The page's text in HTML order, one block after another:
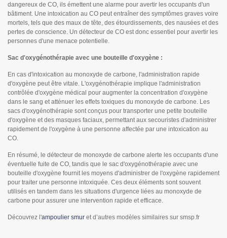
dangereux de CO, ils émettent une alarme pour avertir les occupants d'un
bâtiment. Une intoxication au CO peut entraîner des symptômes graves voire
mortels, tels que des maux de tête, des étourdissements, des nausées et des
pertes de conscience. Un détecteur de CO est donc essentiel pour avertir les
personnes d'une menace potentielle.
Sac d'oxygénothérapie avec une bouteille d'oxygène :
En cas d'intoxication au monoxyde de carbone, l'administration rapide
d'oxygène peut être vitale. L'oxygénothérapie implique l'administration
contrôlée d'oxygène médical pour augmenter la concentration d'oxygène
dans le sang et atténuer les effets toxiques du monoxyde de carbone. Les
sacs d'oxygénothérapie sont conçus pour transporter une petite bouteille
d'oxygène et des masques faciaux, permettant aux secouristes d'administrer
rapidement de l'oxygène à une personne affectée par une intoxication au
CO.
En résumé, le détecteur de monoxyde de carbone alerte les occupants d'une
éventuelle fuite de CO, tandis que le sac d'oxygénothérapie avec une
bouteille d'oxygène fournit les moyens d'administrer de l'oxygène rapidement
pour traiter une personne intoxiquée. Ces deux éléments sont souvent
utilisés en tandem dans les situations d'urgence liées au monoxyde de
carbone pour assurer une intervention rapide et efficace.
Découvrez l'ampoulier smur et d’autres modèles similaires sur smsp.fr